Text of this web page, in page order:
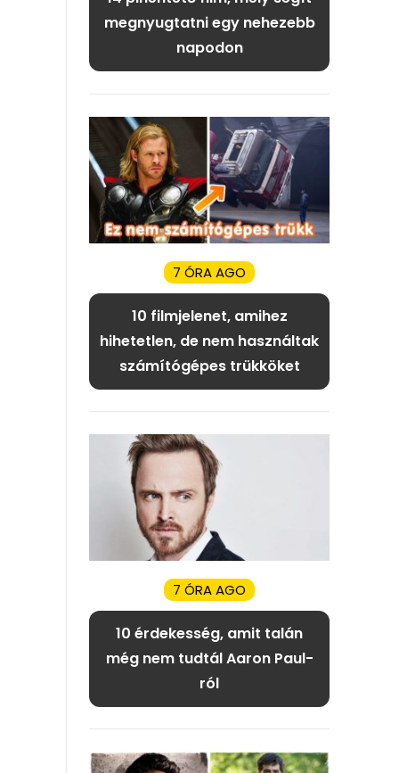
megnyugtatni egy nehezebb
napodon
7 ÓRA AGO
10 filmjelenet, amihez
hihetetlen, de nem használtak
számítógépes trükköket
7 ÓRA AGO
10 érdekesség, amit talán
még nem tudtál Aaron Paul-
ról